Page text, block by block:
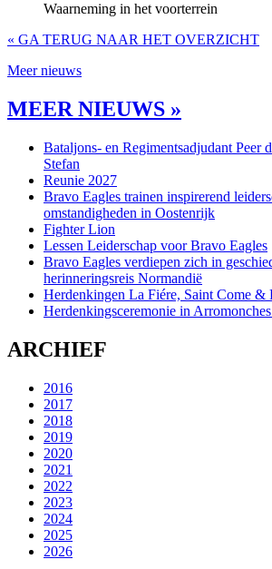
Waarneming in het voorterrein
« GA TERUG NAAR HET OVERZICHT
Meer nieuws
MEER NIEUWS »
Bataljons- en Regimentsadjudant Peer
Stefan
Reunie 2027
Bravo Eagles trainen inspirerend
omstandigheden in Oostenrijk
Fighter Lion
Lessen Leiderschap voor Bravo Eagles
Bravo Eagles verdiepen zich in
herinneringsreis Normandië
Herdenkingen La Fiére, Saint Come &
Herdenkingsceremonie in
ARCHIEF
2016
2017
2018
2019
2020
2021
2022
2023
2024
2025
2026